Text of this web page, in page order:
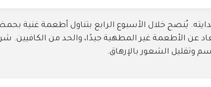
يُنصح خلال الأسبوع الرابع بتناول أطعمة غنية
عن الأطعمة غير المطهية جيدًا، والحد من الكافيين.
وتقليل الشعور بالإرهاق.